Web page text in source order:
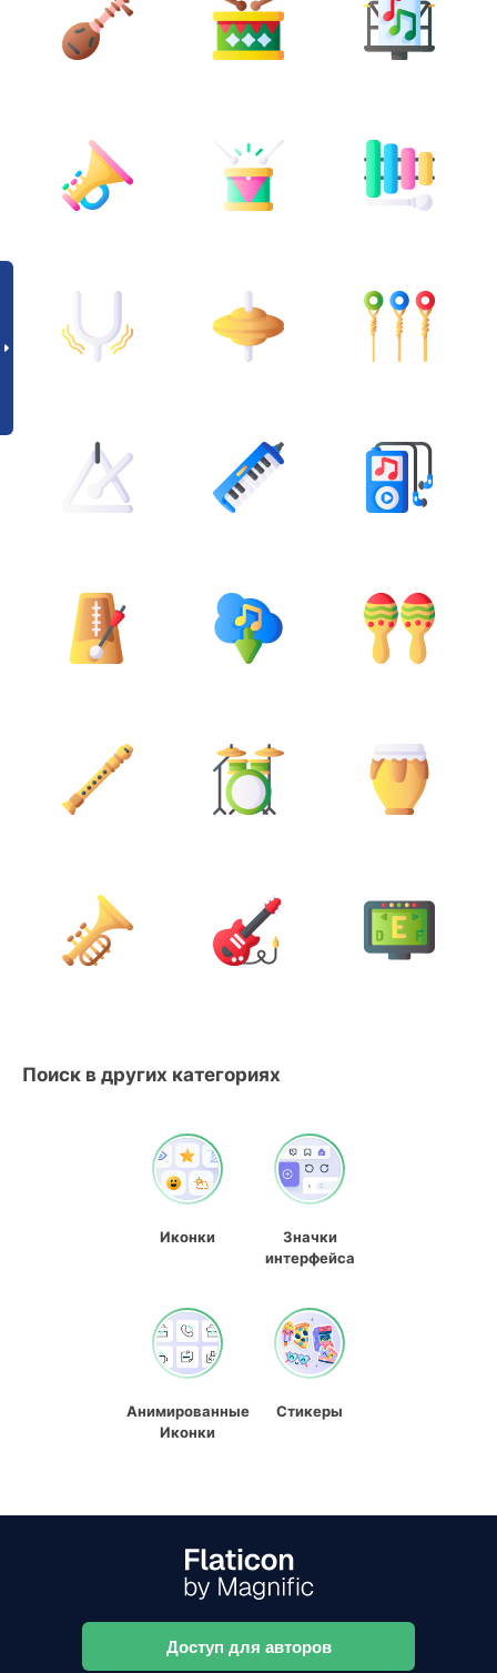
Поиск в других категориях
Иконки
Значки
интерфейса
Анимированные
Иконки
Стикеры
Доступ для авторов